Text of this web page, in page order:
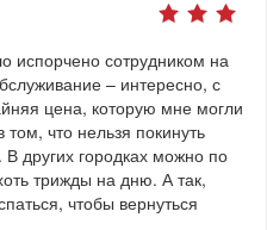
испорчено сотрудником на
– интересно, с
цена, которую мне могли
что нельзя покинуть
В других городках можно по
трижды на дню. А так,
чтобы вернуться